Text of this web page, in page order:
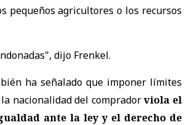
pequeños agricultores o los recursos
dijo Frenkel.
ha señalado que imponer límites
nacionalidad del compradorviola el
ante la ley y el derecho de